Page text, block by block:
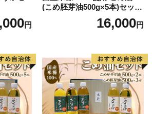
が駆けつけるなど、多くの方を楽し
、その優雅なたたずまいから「貴婦
るD51型車両で運行されており、車両
昭和レトロな雰囲気となっていま
円
(こめ胚芽油500g×5本)セット
16,000円